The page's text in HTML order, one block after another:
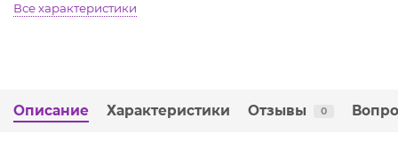
Все характеристики
Описание Характеристики Отзывы 0